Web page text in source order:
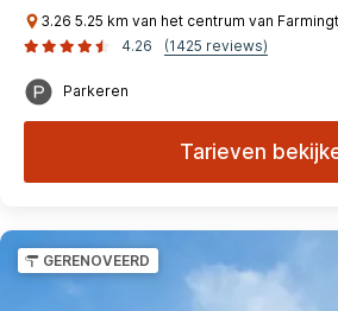
3.26 5.25 km van het centrum van
4.26
(1425 reviews)
Parkeren
Tarieven
GERENOVEERD